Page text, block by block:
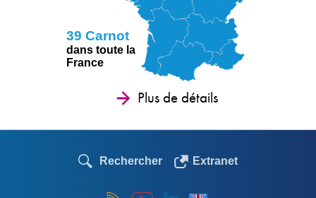
39 Carnot
dans toute la
France
Plus de détails
Rechercher Extranet